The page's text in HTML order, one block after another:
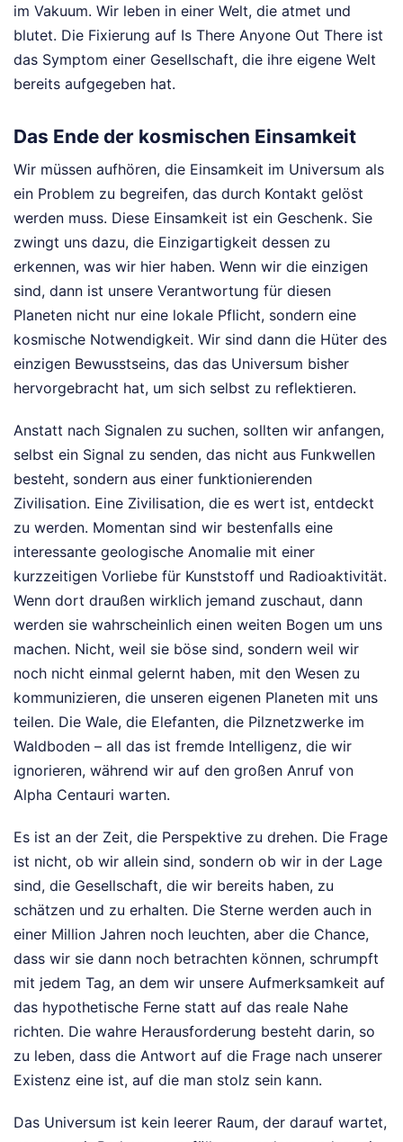
im Vakuum. Wir leben in einer Welt, die atmet und
blutet. Die Fixierung auf Is There Anyone Out There ist
das Symptom einer Gesellschaft, die ihre eigene Welt
bereits aufgegeben hat.
Das Ende der kosmischen Einsamkeit
Wir müssen aufhören, die Einsamkeit im Universum als
ein Problem zu begreifen, das durch Kontakt gelöst
werden muss. Diese Einsamkeit ist ein Geschenk. Sie
zwingt uns dazu, die Einzigartigkeit dessen zu
erkennen, was wir hier haben. Wenn wir die einzigen
sind, dann ist unsere Verantwortung für diesen
Planeten nicht nur eine lokale Pflicht, sondern eine
kosmische Notwendigkeit. Wir sind dann die Hüter des
einzigen Bewusstseins, das das Universum bisher
hervorgebracht hat, um sich selbst zu reflektieren.
Anstatt nach Signalen zu suchen, sollten wir anfangen,
selbst ein Signal zu senden, das nicht aus Funkwellen
besteht, sondern aus einer funktionierenden
Zivilisation. Eine Zivilisation, die es wert ist, entdeckt
zu werden. Momentan sind wir bestenfalls eine
interessante geologische Anomalie mit einer
kurzzeitigen Vorliebe für Kunststoff und Radioaktivität.
Wenn dort draußen wirklich jemand zuschaut, dann
werden sie wahrscheinlich einen weiten Bogen um uns
machen. Nicht, weil sie böse sind, sondern weil wir
noch nicht einmal gelernt haben, mit den Wesen zu
kommunizieren, die unseren eigenen Planeten mit uns
teilen. Die Wale, die Elefanten, die Pilznetzwerke im
Waldboden – all das ist fremde Intelligenz, die wir
ignorieren, während wir auf den großen Anruf von
Alpha Centauri warten.
Es ist an der Zeit, die Perspektive zu drehen. Die Frage
ist nicht, ob wir allein sind, sondern ob wir in der Lage
sind, die Gesellschaft, die wir bereits haben, zu
schätzen und zu erhalten. Die Sterne werden auch in
einer Million Jahren noch leuchten, aber die Chance,
dass wir sie dann noch betrachten können, schrumpft
mit jedem Tag, an dem wir unsere Aufmerksamkeit auf
das hypothetische Ferne statt auf das reale Nahe
richten. Die wahre Herausforderung besteht darin, so
zu leben, dass die Antwort auf die Frage nach unserer
Existenz eine ist, auf die man stolz sein kann.
Das Universum ist kein leerer Raum, der darauf wartet,